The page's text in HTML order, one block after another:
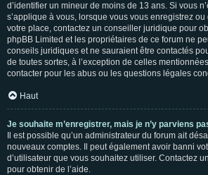
d’identifier un mineur de moins de 13 ans. Si vous
s’applique à vous, lorsque vous vous enregistrez ou
votre place, contactez un conseiller juridique pour
phpBB Limited et les propriétaires de ce forum ne
conseils juridiques et ne sauraient être contactés
de toutes sortes, à l’exception de celles
contacter pour les abus ou les questions légales
Haut
Je souhaite m’enregistrer, mais je n’y parviens
Il est possible qu’un administrateur du forum ait
nouveaux comptes. Il peut également avoir banni
d’utilisateur que vous souhaitez utiliser. Contactez
pour obtenir de l’aide.